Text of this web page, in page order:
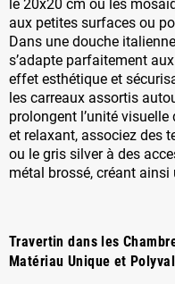
le 20x20 cm ou les
aux petites surfaces ou
Dans une douche
s’adapte parfaitement
effet esthétique et
les carreaux assortis
prolongent l’unité
et relaxant, associez des
ou le gris silver à des
métal brossé, créant
Travertin dans les
Matériau Unique et